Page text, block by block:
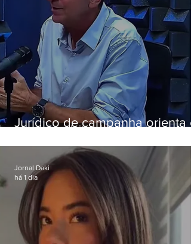
Jurídico de campanha orienta e
da Band
Jornal Daki
há 1 dia